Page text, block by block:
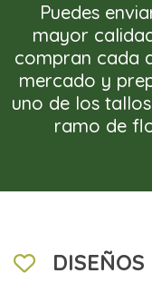
Puedes
mayor
compran cada
mercado y
uno de los
ramo de